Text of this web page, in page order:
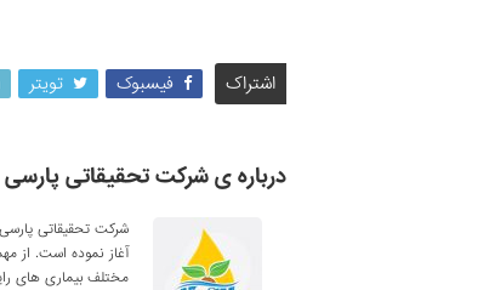
اشتراک فیسبوک تویتر
درباره ی شرکت تحقیقاتی
آغاز نموده است. از
مختلف بیماری های